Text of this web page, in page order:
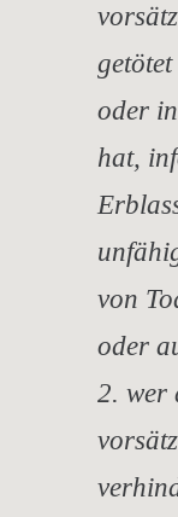
oder
hat,
von
oder
2. wer